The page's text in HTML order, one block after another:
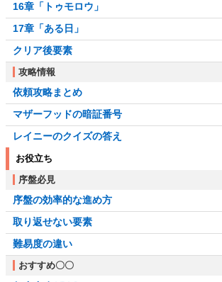
16章「トゥモロウ」
17章「ある日」
クリア後要素
攻略情報
依頼攻略まとめ
マザーフッドの暗証番号
レイニーのクイズの答え
お役立ち
序盤必見
序盤の効率的な進め方
取り返せない要素
難易度の違い
おすすめ〇〇